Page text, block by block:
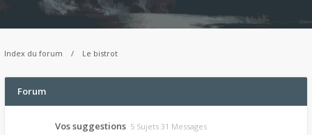
Index du forum Le bistrot
Forum
Vos suggestions 5 Sujets 31 Messages